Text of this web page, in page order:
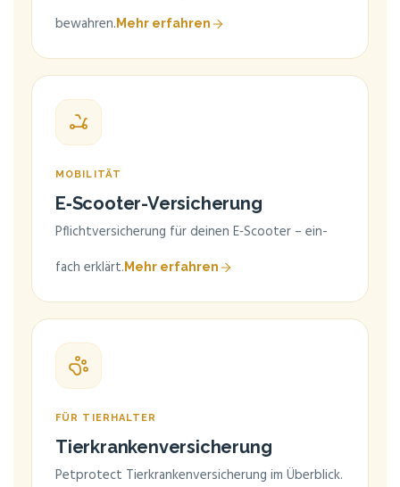
be­wah­ren. Mehr erfah­ren
MOBI­LI­TÄT
E‑S­coo­ter-Ver­si­che­rung
Pflicht­ver­si­che­rung für dei­nen E‑Scooter – ein­
fach erklärt. Mehr erfah­ren
FÜR TIER­HAL­TER
Tier­kran­ken­ver­si­che­rung
Pet­pro­tect Tier­kran­ken­ver­si­che­rung im Über­blick.